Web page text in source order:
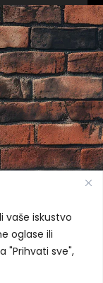
vaše iskustvo
oglase ili
"Prihvati sve",